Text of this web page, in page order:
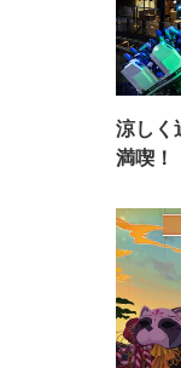
涼しく
満喫！